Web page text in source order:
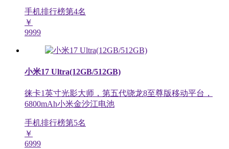
手机排行榜第4名
￥
9999
小米17 Ultra(12GB/512GB)
徕卡1英寸光影大师，第五代骁龙8至尊版移动平台，
6800mAh小米金沙江电池
手机排行榜第5名
￥
6999